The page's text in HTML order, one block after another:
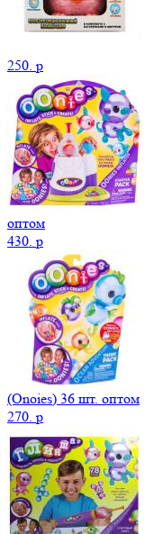
250. p
оптом
430. p
(Onoies) 36 шт. оптом
270. p